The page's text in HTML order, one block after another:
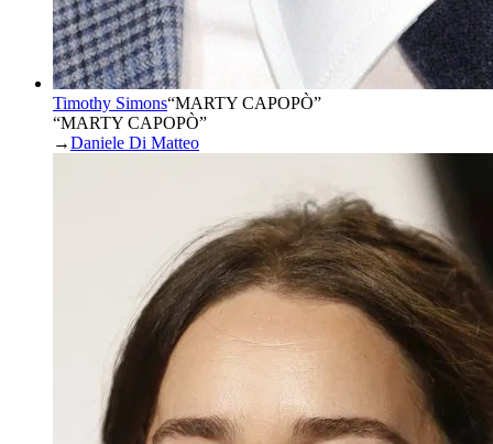
Timothy Simons“MARTY CAPOPÒ”
“MARTY CAPOPÒ”
→Daniele Di Matteo